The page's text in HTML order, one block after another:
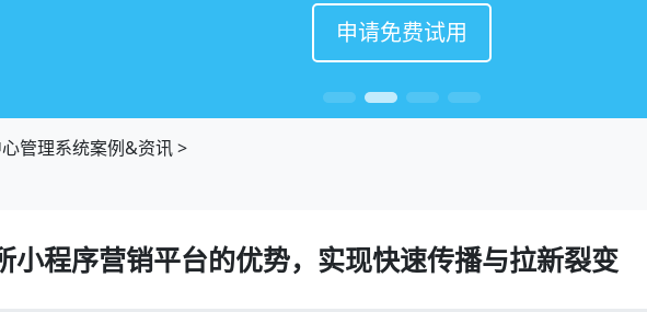
申请免费试用
申请免费试用
申请免费试用
申请免费试用
管理系统案例&资讯>
小程序营销平台的优势，实现快速传播与拉新裂变